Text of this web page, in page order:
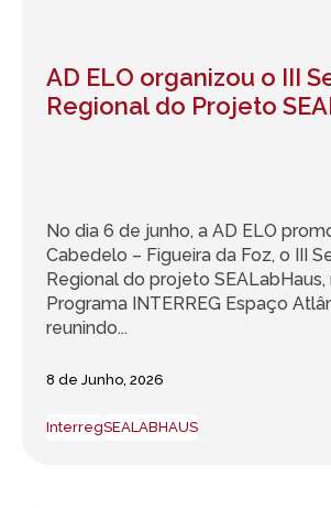
AD ELO organizou o III
Regional do Projeto
No dia 6 de junho, a AD ELO
Cabedelo – Figueira da Foz, o III
Regional do projeto
Programa INTERREG Espaço
reunindo...
8 de Junho, 2026
InterregSEALABHAUS